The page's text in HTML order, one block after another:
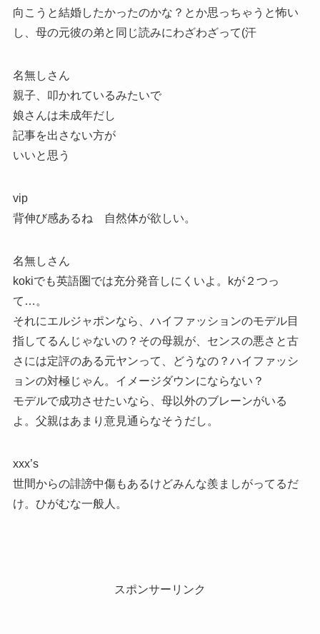
向こうと結婚したかったのかな？とか思っちゃうと怖い
し、母の元彼の弟と同じ読みにわざわざって(汗
名無しさん
親子、叩かれているみたいで
娘さんは未成年だし
記事を出さない方が
いいと思う
vip
背伸び感あるね 自然体が欲しい。
名無しさん
kokiでも英語圏では充分発音しにくいよ。kが２つっ
て…。
それにエルジャポンなら、ハイファッションのモデル目
指してるんじゃないの？その母親が、センスの悪さと古
さには定評のある元ヤンって、どうなの？ハイファッシ
ョンの対極じゃん。イメージダウンにならない？
モデルで成功させたいなら、母以外のブレーンがいる
よ。父親はあまり意見通らなそうだし。
xxx’s
世間からの誹謗中傷もあるけどみんな羨ましがってるだ
け。ひがむな一般人。
スポンサーリンク